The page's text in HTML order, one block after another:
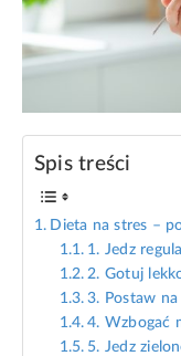
Spis treści
Dieta na stres –
1. Jedz
2. Gotuj
3. Postaw na
4. Wzbogać
5. Jedz